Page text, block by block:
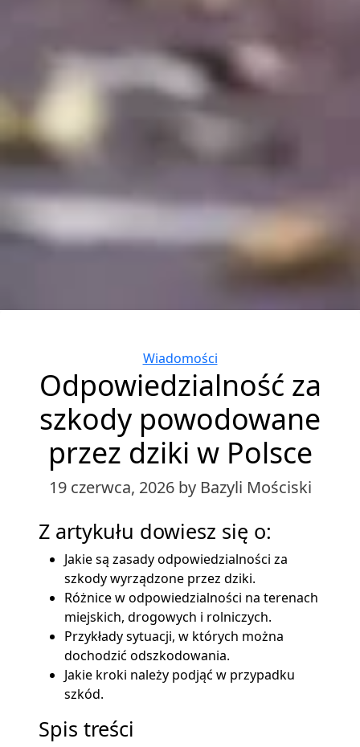
Categories
Wiadomości
Odpowiedzialność za
szkody powodowane
przez dziki w Polsce
19 czerwca, 2026 by Bazyli Mościski
Z artykułu dowiesz się o:
Jakie są zasady odpowiedzialności za
szkody wyrządzone przez dziki.
Różnice w odpowiedzialności na terenach
miejskich, drogowych i rolniczych.
Przykłady sytuacji, w których można
dochodzić odszkodowania.
Jakie kroki należy podjąć w przypadku
szkód.
Spis treści